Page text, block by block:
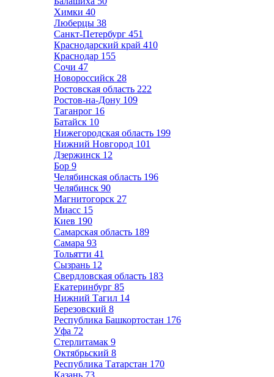
Химки 40
Люберцы 38
Санкт-Петербург 451
Краснодарский край 410
Краснодар 155
Сочи 47
Новороссийск 28
Ростовская область 222
Ростов-на-Дону 109
Таганрог 16
Батайск 10
Нижегородская область 199
Нижний Новгород 101
Дзержинск 12
Бор 9
Челябинская область 196
Челябинск 90
Магнитогорск 27
Миасс 15
Киев 190
Самарская область 189
Самара 93
Тольятти 41
Сызрань 12
Свердловская область 183
Екатеринбург 85
Нижний Тагил 14
Березовский 8
Республика Башкортостан 176
Уфа 72
Стерлитамак 9
Октябрьский 8
Республика Татарстан 170
Казань 73